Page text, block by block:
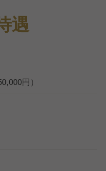
遇
円）